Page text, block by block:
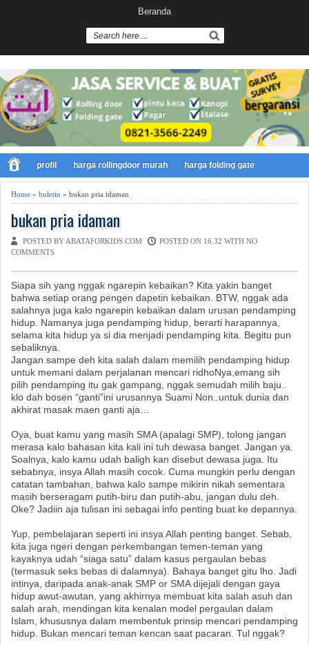
Beranda
profil harga rollingdoor murah harga folding gate
Home » buletin » bukan pria idaman
bukan pria idaman
POSTED BY ABATAFORKIDS.COM POSTED ON 16.32 WITH NO
COMMENTS
Siapa sih yang nggak ngarepin kebaikan? Kita yakin banget
bahwa setiap orang pengen dapetin kebaikan. BTW, nggak ada
salahnya juga kalo ngarepin kebaikan dalam urusan pendamping
hidup. Namanya juga pendamping hidup, berarti harapannya,
selama kita hidup ya si dia menjadi pendamping kita. Begitu pun
sebaliknya.
Jangan sampe deh kita salah dalam memilih pendamping hidup
untuk memani dalam perjalanan mencari ridhoNya,emang sih
pilih pendamping itu gak gampang, nggak semudah milih baju..
klo dah bosen “ganti”ini urusannya Suami Non..untuk dunia dan
akhirat masak maen ganti aja…
Oya, buat kamu yang masih SMA (apalagi SMP), tolong jangan
merasa kalo bahasan kita kali ini tuh dewasa banget. Jangan ya.
Soalnya, kalo kamu udah baligh kan disebut dewasa juga. Itu
sebabnya, insya Allah masih cocok. Cuma mungkin perlu dengan
catatan tambahan, bahwa kalo sampe mikirin nikah sementara
masih berseragam putih-biru dan putih-abu, jangan dulu deh.
Oke? Jadiin aja tulisan ini sebagai info penting buat ke depannya.
Yup, pembelajaran seperti ini insya Allah penting banget. Sebab,
kita juga ngeri dengan perkembangan temen-teman yang
kayaknya udah “siaga satu” dalam kasus pergaulan bebas
(termasuk seks bebas di dalamnya). Bahaya banget gitu lho. Jadi
intinya, daripada anak-anak SMP or SMA dijejali dengan gaya
hidup awut-awutan, yang akhirnya membuat kita salah asuh dan
salah arah, mendingan kita kenalan model pergaulan dalam
Islam, khususnya dalam membentuk prinsip mencari pendamping
hidup. Bukan mencari teman kencan saat pacaran. Tul nggak?